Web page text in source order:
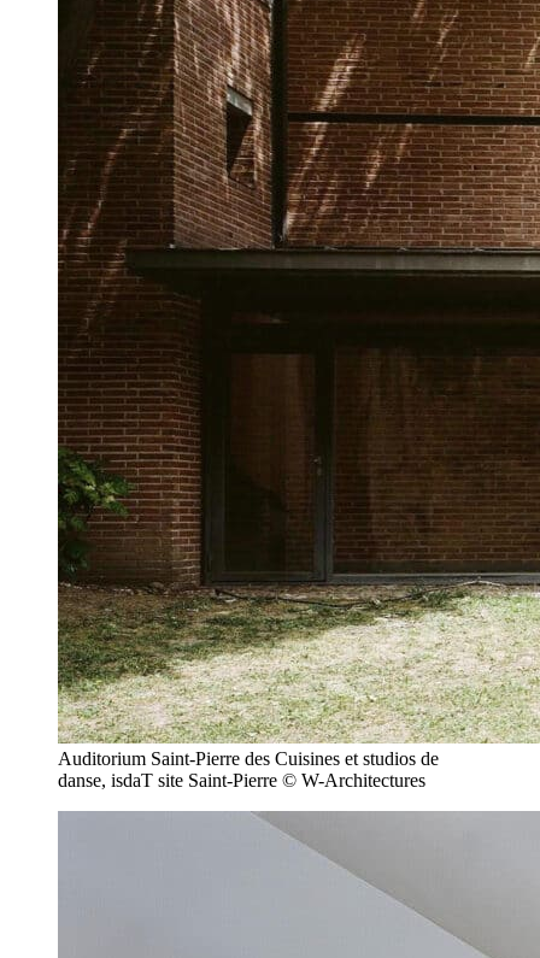
Auditorium Saint-Pierre des Cuisines et studios de
danse, isdaT site Saint-Pierre © W-Architectures